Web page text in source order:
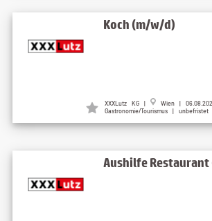
Koch (m/w/d)
XXXLutz KG |
Wien |
Gastronomie/Tourismus |
Aushilfe